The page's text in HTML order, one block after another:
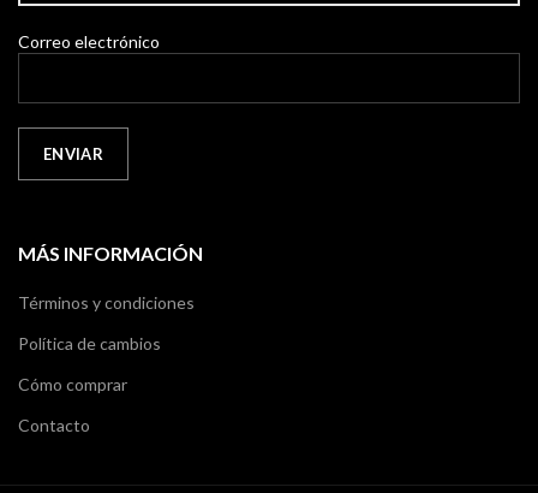
Correo electrónico
MÁS INFORMACIÓN
Términos y condiciones
Política de cambios
Cómo comprar
Contacto